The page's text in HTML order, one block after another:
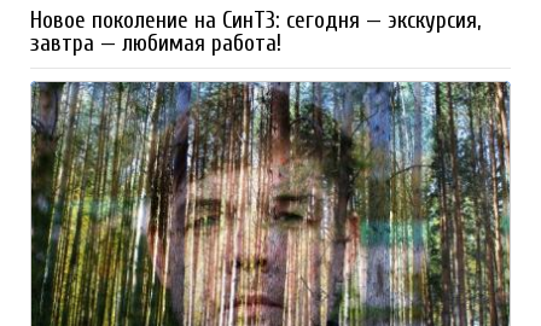
Новое поколение на СинТЗ: сегодня — экскурсия,
завтра — любимая работа!